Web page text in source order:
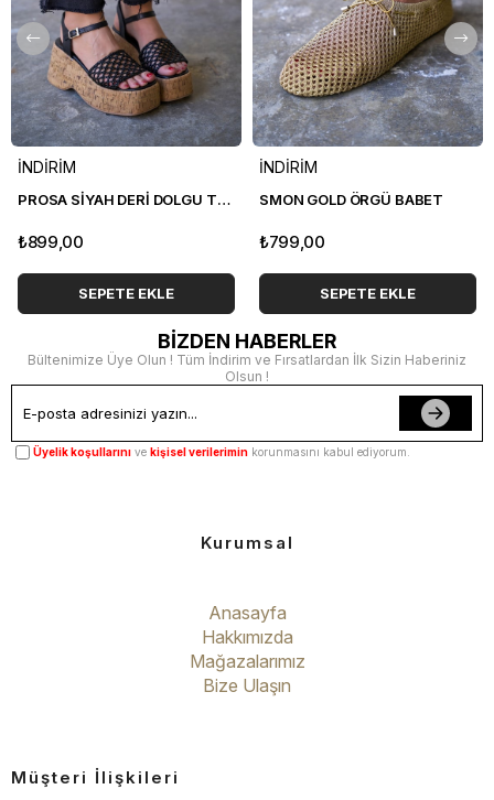
İNDİRİM
PROSA SİYAH DERİ DOLGU TOPUK SANDALET
₺899,00
SEPETE EKLE
İNDİRİM
SMON GOLD ÖRGÜ BABET
₺799,00
SEPETE EKLE
BİZDEN HABERLER
Bültenimize Üye Olun ! Tüm İndirim ve Fırsatlardan İlk Sizin Haberiniz
Olsun !
Üyelik koşullarını ve kişisel verilerimin korunmasını kabul ediyorum.
Kurumsal
Anasayfa
Hakkımızda
Mağazalarımız
Bize Ulaşın
Müşteri İlişkileri